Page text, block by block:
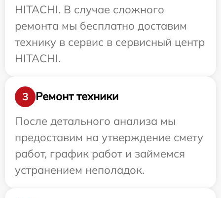
HITACHI. В случае сложного
ремонта мы бесплатно доставим
технику в сервис в сервисный центр
HITACHI.
3
Ремонт техники
После детального анализа мы
предоставим на утверждение смету
работ, график работ и займемся
устранением неполадок.